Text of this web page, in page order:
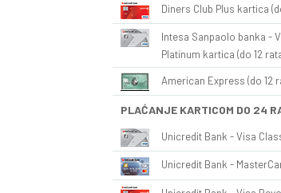
Diners Club Plus kartica
Intesa Sanpaolo banka -
Platinum kartica (do 12
American Express (do 12
PLAĆANJE KARTICOM DO 24
Unicredit Bank - Visa
Unicredit Bank -